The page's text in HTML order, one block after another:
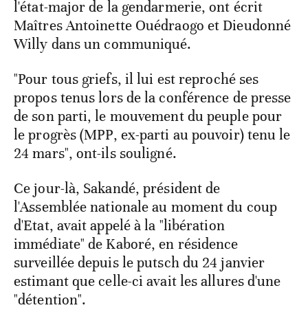
l'état-major de la gendarmerie, ont écrit
Maîtres Antoinette Ouédraogo et Dieudonné
Willy dans un communiqué.
"Pour tous griefs, il lui est reproché ses
propos tenus lors de la conférence de presse
de son parti, le mouvement du peuple pour
le progrès (MPP, ex-parti au pouvoir) tenu le
24 mars", ont-ils souligné.
Ce jour-là, Sakandé, président de
l'Assemblée nationale au moment du coup
d'Etat, avait appelé à la "libération
immédiate" de Kaboré, en résidence
surveillée depuis le putsch du 24 janvier
estimant que celle-ci avait les allures d'une
"détention".